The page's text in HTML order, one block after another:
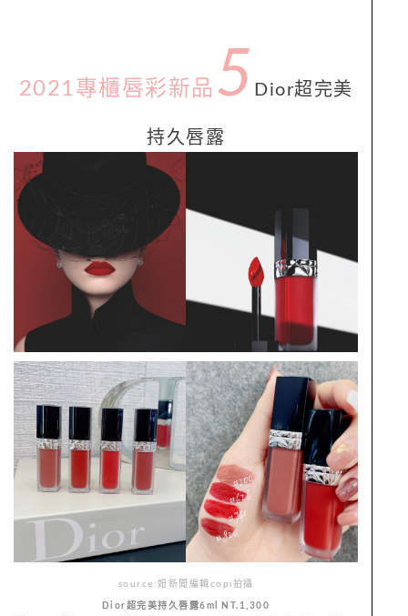
2021專櫃唇彩新品 5 Dior超完美
持久唇露
source:妞新聞編輯copi拍攝
Dior超完美持久唇露6ml NT.1,300